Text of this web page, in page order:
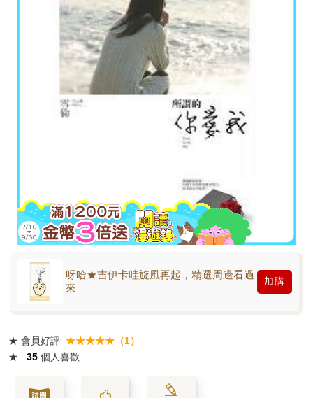
呀哈★吉伊卡哇旋風再起，精選周邊看過
來
加購
★ 會員好評 ★★★★★（1）
★
35 個人喜歡